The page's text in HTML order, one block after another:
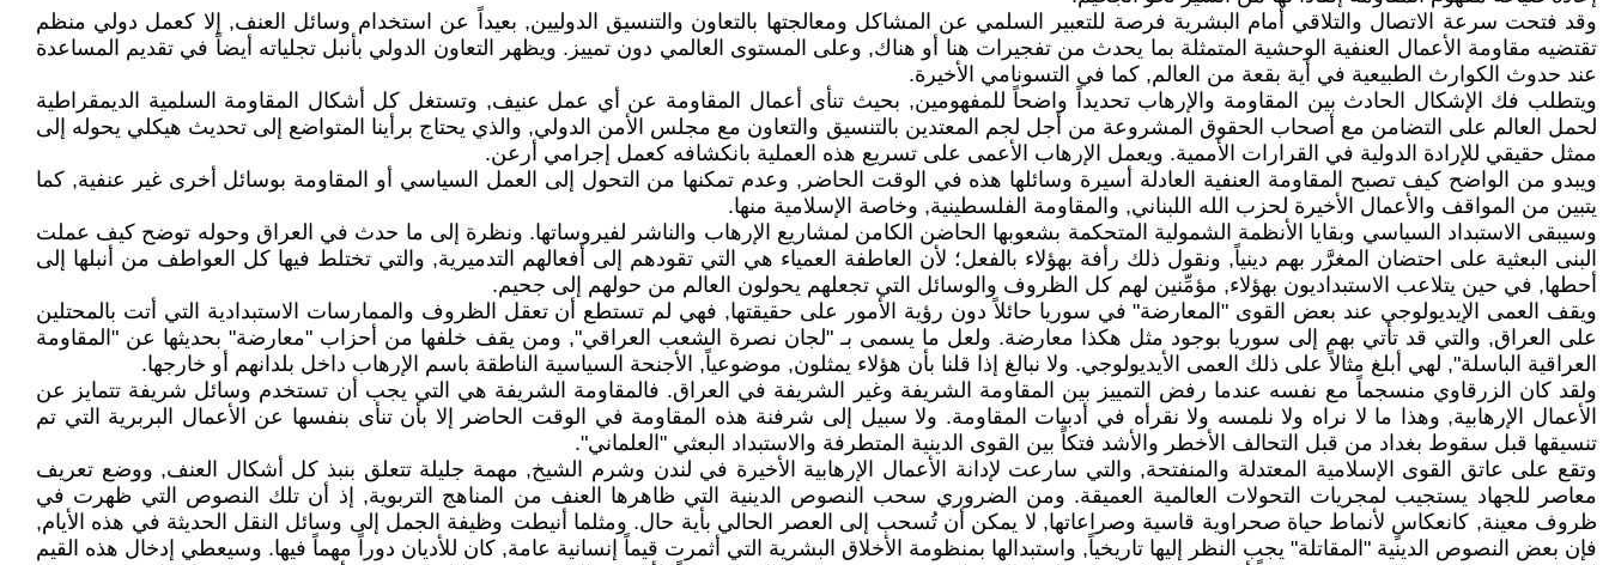
وقد فتحت سرعة الاتصال والتلاقي أمام البشرية فرصة للتعبير السلمي عن المشاكل ومعالجتها بالتعاون والتنسيق الدوليين, بعيداً عن استخدام وسائل العنف, إلا كعمل دولي منظم
تقتضيه مقاومة الأعمال العنفية الوحشية المتمثلة بما يحدث من تفجيرات هنا أو هناك, وعلى المستوى العالمي دون تمييز. ويظهر التعاون الدولي بأنبل تجلياته أيضاً في تقديم المساعدة
عند حدوث الكوارث الطبيعية في أية بقعة من العالم, كما في التسونامي الأخيرة.
ويتطلب فك الإشكال الحادث بين المقاومة والإرهاب تحديداً واضحاً للمفهومين, بحيث تنأى أعمال المقاومة عن أي عمل عنيف, وتستغل كل أشكال المقاومة السلمية الديمقراطية
لحمل العالم على التضامن مع أصحاب الحقوق المشروعة من أجل لجم المعتدين بالتنسيق والتعاون مع مجلس الأمن الدولي, والذي يحتاج برأينا المتواضع إلى تحديث هيكلي يحوله إلى
ممثل حقيقي للإرادة الدولية في القرارات الأممية. ويعمل الإرهاب الأعمى على تسريع هذه العملية بانكشافه كعمل إجرامي أرعن.
ويبدو من الواضح كيف تصبح المقاومة العنفية العادلة أسيرة وسائلها هذه في الوقت الحاضر, وعدم تمكنها من التحول إلى العمل السياسي أو المقاومة بوسائل أخرى غير عنفية, كما
يتبين من المواقف والأعمال الأخيرة لحزب الله اللبناني, والمقاومة الفلسطينية, وخاصة الإسلامية منها.
وسيبقى الاستبداد السياسي وبقايا الأنظمة الشمولية المتحكمة بشعوبها الحاضن الكامن لمشاريع الإرهاب والناشر لفيروساتها. ونظرة إلى ما حدث في العراق وحوله توضح كيف عملت
البنى البعثية على احتضان المغرَّر بهم دينياً, ونقول ذلك رأفة بهؤلاء بالفعل؛ لأن العاطفة العمياء هي التي تقودهم إلى أفعالهم التدميرية, والتي تختلط فيها كل العواطف من أنبلها إلى
أحطها, في حين يتلاعب الاستبداديون بهؤلاء, مؤمِّنين لهم كل الظروف والوسائل التي تجعلهم يحولون العالم من حولهم إلى جحيم.
ويقف العمى الإيديولوجي عند بعض القوى "المعارضة" في سوريا حائلاً دون رؤية الأمور على حقيقتها, فهي لم تستطع أن تعقل الظروف والممارسات الاستبدادية التي أتت بالمحتلين
على العراق, والتي قد تأتي بهم إلى سوريا بوجود مثل هكذا معارضة. ولعل ما يسمى بـ "لجان نصرة الشعب العراقي", ومن يقف خلفها من أحزاب "معارضة" بحديثها عن "المقاومة
العراقية الباسلة", لهي أبلغ مثالاً على ذلك العمى الأيديولوجي. ولا نبالغ إذا قلنا بأن هؤلاء يمثلون, موضوعياً, الأجنحة السياسية الناطقة باسم الإرهاب داخل بلدانهم أو خارجها.
ولقد كان الزرقاوي منسجماً مع نفسه عندما رفض التمييز بين المقاومة الشريفة وغير الشريفة في العراق. فالمقاومة الشريفة هي التي يجب أن تستخدم وسائل شريفة تتمايز عن
الأعمال الإرهابية, وهذا ما لا نراه ولا نلمسه ولا نقرأه في أدبيات المقاومة. ولا سبيل إلى شرفنة هذه المقاومة في الوقت الحاضر إلا بأن تنأى بنفسها عن الأعمال البربرية التي تم
تنسيقها قبل سقوط بغداد من قبل التحالف الأخطر والأشد فتكاً بين القوى الدينية المتطرفة والاستبداد البعثي "العلماني".
وتقع على عاتق القوى الإسلامية المعتدلة والمنفتحة, والتي سارعت لإدانة الأعمال الإرهابية الأخيرة في لندن وشرم الشيخ, مهمة جليلة تتعلق بنبذ كل أشكال العنف, ووضع تعريف
معاصر للجهاد يستجيب لمجريات التحولات العالمية العميقة. ومن الضروري سحب النصوص الدينية التي ظاهرها العنف من المناهج التربوية, إذ أن تلك النصوص التي ظهرت في
ظروف معينة, كانعكاسٍ لأنماط حياة صحراوية قاسية وصراعاتها, لا يمكن أن تُسحب إلى العصر الحالي بأية حال. ومثلما أنيطت وظيفة الجمل إلى وسائل النقل الحديثة في هذه الأيام,
فإن بعض النصوص الدينية "المقاتلة" يجب النظر إليها تاريخياً, واستبدالها بمنظومة الأخلاق البشرية التي أثمرت قيماً إنسانية عامة, كان للأديان دوراً مهماً فيها. وسيعطي إدخال هذه القيم